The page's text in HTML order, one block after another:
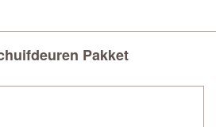
Pakket